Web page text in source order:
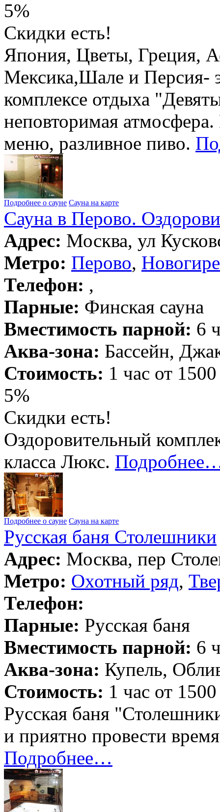
5%
Скидки есть!
Япония, Цветы, Греция,
Мексика,Шале и Персия-
комплексе отдыха
неповторимая
меню, разливное пиво.
Подробнее о сауне Сауна на карте
Сауна в Перово.
Адрес: Москва, ул
Метро: Перово,
Телефон: ,
Парные: Финская сауна
Вместимость парной: 6
Аква-зона: Бассейн,
Стоимость: 1 час от
5%
Скидки есть!
Оздоровительный
класса Люкс.
Подробнее о сауне Сауна на карте
Русская баня Столешники
Адрес: Москва, пер
Метро: Охотный ряд,
Телефон:
Парные: Русская баня
Вместимость парной: 6
Аква-зона: Купель,
Стоимость: 1 час от
Русская баня
и приятно провести
Подробнее…